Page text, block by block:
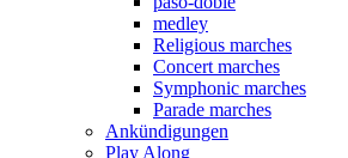
medley
Religious marches
Concert marches
Symphonic marches
Parade marches
Ankündigungen
Play Along